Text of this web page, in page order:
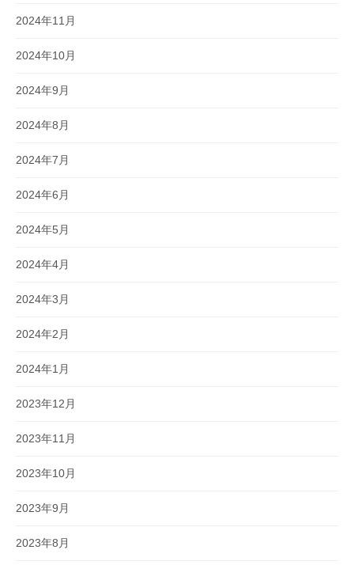
2024年11月
2024年10月
2024年9月
2024年8月
2024年7月
2024年6月
2024年5月
2024年4月
2024年3月
2024年2月
2024年1月
2023年12月
2023年11月
2023年10月
2023年9月
2023年8月